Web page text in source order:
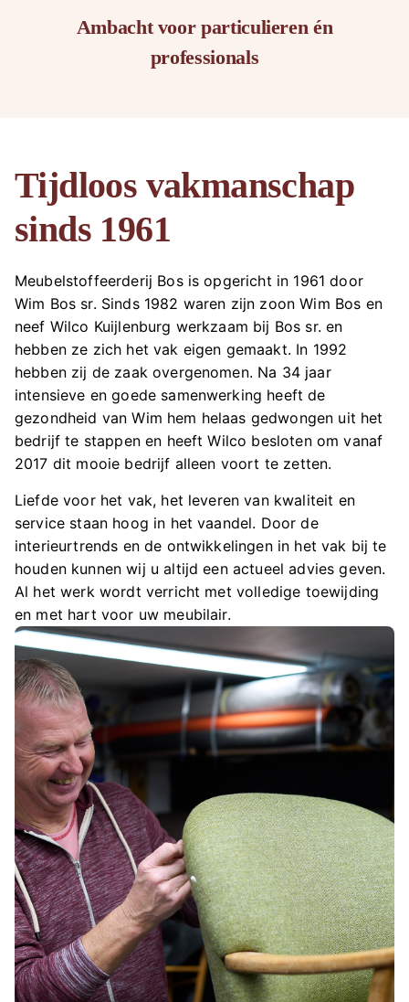
Ambacht voor particulieren én
professionals
Tijdloos vakmanschap
sinds 1961
Meubelstoffeerderij Bos is opgericht in 1961 door
Wim Bos sr. Sinds 1982 waren zijn zoon Wim Bos en
neef Wilco Kuijlenburg werkzaam bij Bos sr. en
hebben ze zich het vak eigen gemaakt. In 1992
hebben zij de zaak overgenomen. Na 34 jaar
intensieve en goede samenwerking heeft de
gezondheid van Wim hem helaas gedwongen uit het
bedrijf te stappen en heeft Wilco besloten om vanaf
2017 dit mooie bedrijf alleen voort te zetten.
Liefde voor het vak, het leveren van kwaliteit en
service staan hoog in het vaandel. Door de
interieurtrends en de ontwikkelingen in het vak bij te
houden kunnen wij u altijd een actueel advies geven.
Al het werk wordt verricht met volledige toewijding
en met hart voor uw meubilair.